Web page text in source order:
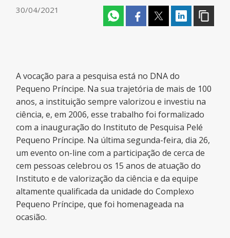
30/04/2021
A vocação para a pesquisa está no DNA do
Pequeno Príncipe. Na sua trajetória de mais de 100
anos, a instituição sempre valorizou e investiu na
ciência, e, em 2006, esse trabalho foi formalizado
com a inauguração do Instituto de Pesquisa Pelé
Pequeno Príncipe. Na última segunda-feira, dia 26,
um evento on-line com a participação de cerca de
cem pessoas celebrou os 15 anos de atuação do
Instituto e de valorização da ciência e da equipe
altamente qualificada da unidade do Complexo
Pequeno Príncipe, que foi homenageada na
ocasião.